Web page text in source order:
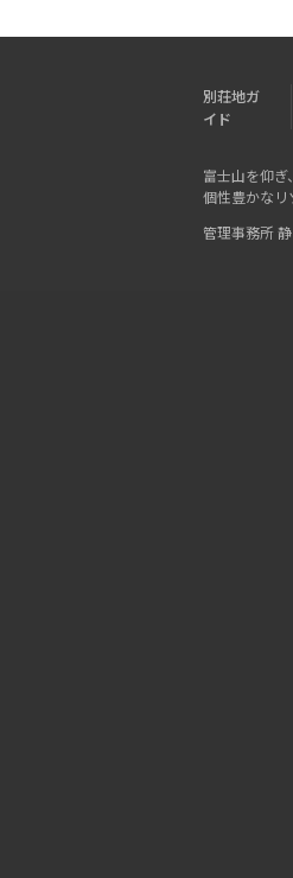
別荘地ガ
イド
富士山を仰
個性豊かなリ
管理事務所